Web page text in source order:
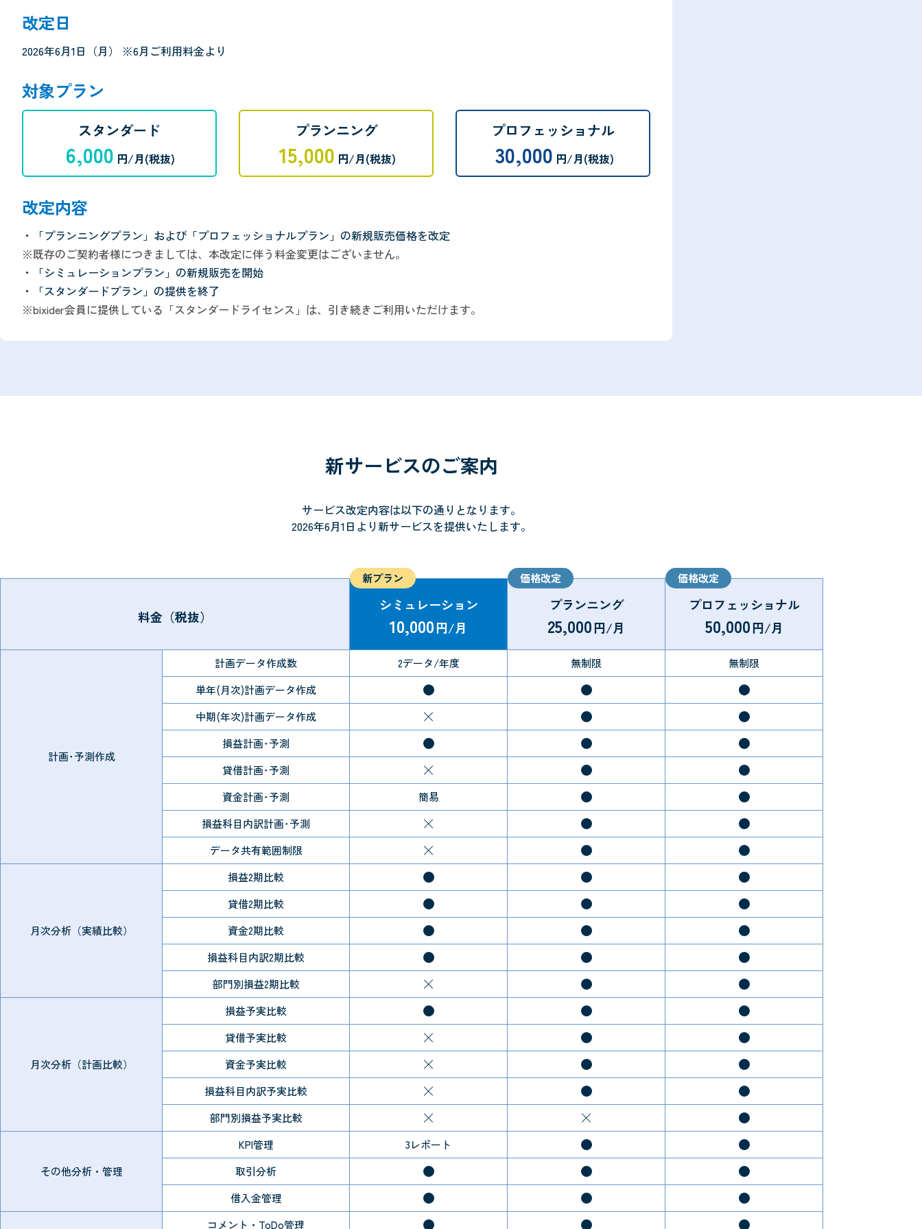
改定日
2026年6月1日（月） ※6月ご利用料金より
対象プラン
スタンダード
6,000 円/月(税抜)
プランニング
15,000 円/月(税抜)
プロフェッショナル
30,000 円/月(税抜)
改定内容
・「プランニングプラン」および「プロフェッショナルプラン」の新規販売価格を改定
※既存のご契約者様につきましては、本改定に伴う料金変更はございません。
・「シミュレーションプラン」の新規販売を開始
・「スタンダードプラン」の提供を終了
※bixider会員に提供している「スタンダードライセンス」は、引き続きご利用いただけます。
新サービスのご案内
サービス改定内容は以下の通りとなります。
2026年6月1日より新サービスを提供いたします。
料金（税抜）
シミュレーション
10,000円/月
プランニング
25,000円/月
プロフェッショナル
50,000円/月
計画･予測作成
計画データ作成数 2データ/年度 無制限
無制限
単年(月次)計画データ作成
中期(年次)計画データ作成
損益計画･予測
貸借計画･予測
資金計画･予測
簡易
損益科目内訳計画･予測
データ共有範囲制限
月次分析（実績比較）
損益2期比較
貸借2期比較
資金2期比較
損益科目内訳2期比較
部門別損益2期比較
月次分析（計画比較）
損益予実比較
貸借予実比較
資金予実比較
損益科目内訳予実比較
部門別損益予実比較
その他分析・管理
KPI管理
3レポート
取引分析
借入金管理
コメント・ToDo管理